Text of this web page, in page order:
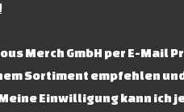
Merch GmbH per E-Mail
Sortiment empfehlen
Einwilligung kann ich